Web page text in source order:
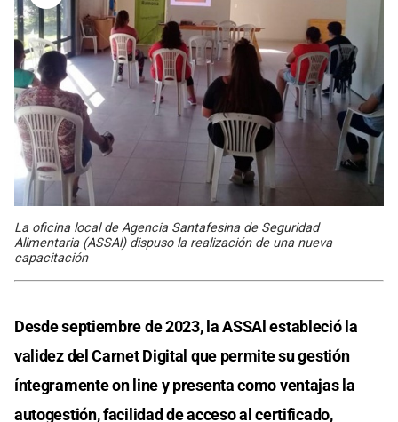
La oficina local de Agencia Santafesina de Seguridad
Alimentaria (ASSAl) dispuso la realización de una nueva
capacitación
Desde septiembre de 2023, la ASSAl estableció la
validez del Carnet Digital que permite su gestión
íntegramente on line y presenta como ventajas la
autogestión, facilidad de acceso al certificado,